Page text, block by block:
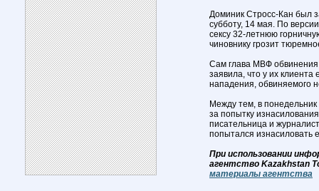
Доминик Стросс-Кан был
субботу, 14 мая. По
сексу 32-летнюю
чиновнику грозит
Сам глава МВФ обвинения
заявила, что у их клиента
нападения, обвиняемого
Между тем, в
за попытку
писательница и
попытался изнасиловать
При использовании
агентство Kazakhstan
материалы агентства